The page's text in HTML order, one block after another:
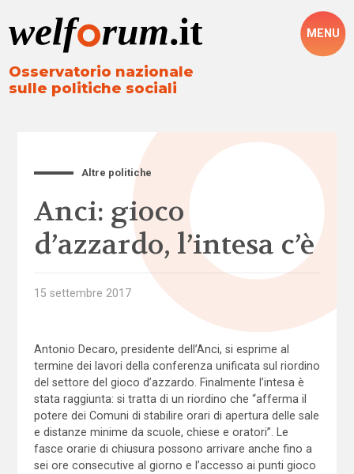
Osservatorio nazionale
sulle politiche sociali
MENU
Altre politiche
Anci: gioco
d’azzardo, l’intesa c’è
15 settembre 2017
Antonio Decaro, presidente dell’Anci, si esprime al
termine dei lavori della conferenza unificata sul riordino
del settore del gioco d’azzardo. Finalmente l’intesa è
stata raggiunta: si tratta di un riordino che “afferma il
potere dei Comuni di stabilire orari di apertura delle sale
e distanze minime da scuole, chiese e oratori”. Le
fasce orarie di chiusura possono arrivare anche fino a
sei ore consecutive al giorno e l’accesso ai punti gioco